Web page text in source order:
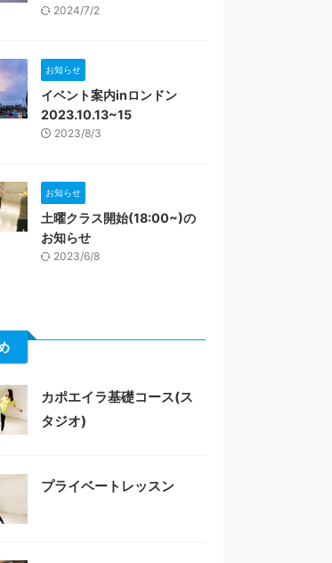
2024/7/2
お知らせ
イベント案内inロンドン
2023.10.13~15
2023/8/3
お知らせ
土曜クラス開始(18:00~)の
お知らせ
2023/6/8
カポエイラ基礎コース(ス
タジオ)
プライベートレッスン